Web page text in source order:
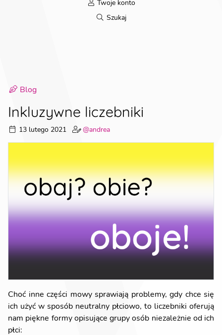
Twoje konto
Szukaj
Blog
Inkluzywne liczebniki
13 lutego 2021 @andrea
Choć inne części mowy sprawiają problemy, gdy chce się
ich użyć w sposób neutralny płciowo, to liczebniki oferują
nam piękne formy opisujące grupy osób niezależnie od ich
płci: